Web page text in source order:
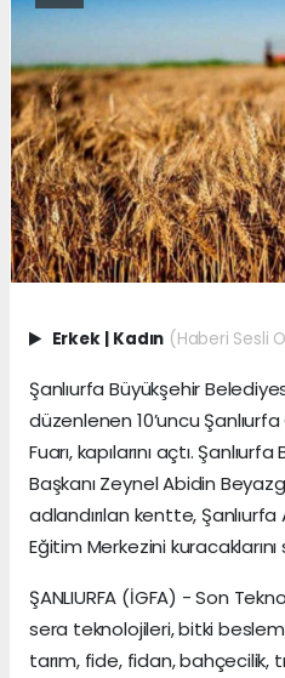
Erkek Kadın (Haberi Sesli
Şanlıurfa Büyükşehir
düzenlenen 10’uncu Şanlıurfa
Fuarı, kapılarını açtı.
Başkanı Zeynel Abidin
adlandırılan kentte, Şanlıurfa
Eğitim Merkezini
ŞANLIURFA (İGFA) - Son
sera teknolojileri, bitki
tarım, fide, fidan, bahçecilik,